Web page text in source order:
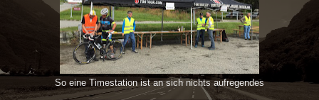
So eine Timestation ist an sich nichts aufregendes